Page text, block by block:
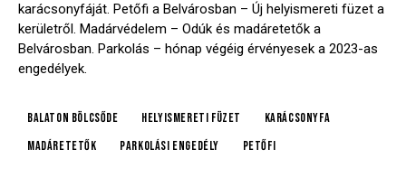
karácsonyfáját. Petőfi a Belvárosban – Új helyismereti füzet a
kerületről. Madárvédelem – Odúk és madáretetők a
Belvárosban. Parkolás – hónap végéig érvényesek a 2023-as
engedélyek.
Balaton Bölcsőde helyismereti füzet
karácsonyfa
madáretetők
parkolási engedély Petőfi